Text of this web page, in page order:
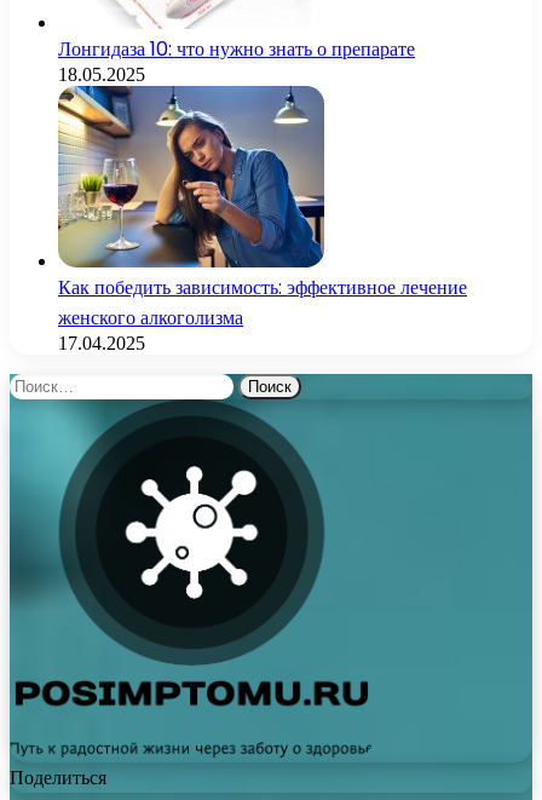
Лонгидаза 10: что нужно знать о препарате
18.05.2025
Как победить зависимость: эффективное лечение
женского алкоголизма
17.04.2025
Найти:
Поделиться